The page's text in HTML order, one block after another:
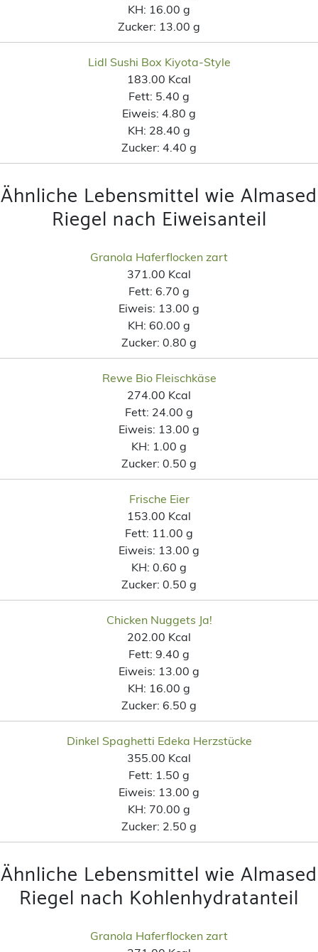
KH: 16.00 g
Zucker: 13.00 g
Lidl Sushi Box Kiyota-Style
183.00 Kcal
Fett: 5.40 g
Eiweis: 4.80 g
KH: 28.40 g
Zucker: 4.40 g
Ähnliche Lebensmittel wie Almased
Riegel nach Eiweisanteil
Granola Haferflocken zart
371.00 Kcal
Fett: 6.70 g
Eiweis: 13.00 g
KH: 60.00 g
Zucker: 0.80 g
Rewe Bio Fleischkäse
274.00 Kcal
Fett: 24.00 g
Eiweis: 13.00 g
KH: 1.00 g
Zucker: 0.50 g
Frische Eier
153.00 Kcal
Fett: 11.00 g
Eiweis: 13.00 g
KH: 0.60 g
Zucker: 0.50 g
Chicken Nuggets Ja!
202.00 Kcal
Fett: 9.40 g
Eiweis: 13.00 g
KH: 16.00 g
Zucker: 6.50 g
Dinkel Spaghetti Edeka Herzstücke
355.00 Kcal
Fett: 1.50 g
Eiweis: 13.00 g
KH: 70.00 g
Zucker: 2.50 g
Ähnliche Lebensmittel wie Almased
Riegel nach Kohlenhydratanteil
Granola Haferflocken zart